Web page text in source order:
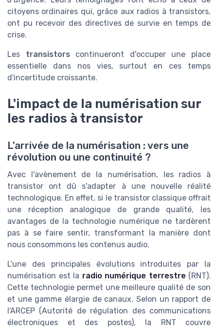
citoyens ordinaires qui, grâce aux radios à transistors,
ont pu recevoir des directives de survie en temps de
crise.
Les transistors continueront d'occuper une place
essentielle dans nos vies, surtout en ces temps
d'incertitude croissante.
L'impact de la numérisation sur
les radios à transistor
L'arrivée de la numérisation : vers une
révolution ou une continuité ?
Avec l'avènement de la numérisation, les radios à
transistor ont dû s'adapter à une nouvelle réalité
technologique. En effet, si le transistor classique offrait
une réception analogique de grande qualité, les
avantages de la technologie numérique ne tardèrent
pas à se faire sentir, transformant la manière dont
nous consommons les contenus audio.
L'une des principales évolutions introduites par la
numérisation est la radio numérique terrestre (RNT).
Cette technologie permet une meilleure qualité de son
et une gamme élargie de canaux. Selon un rapport de
l'ARCEP (Autorité de régulation des communications
électroniques et des postes), la RNT couvre